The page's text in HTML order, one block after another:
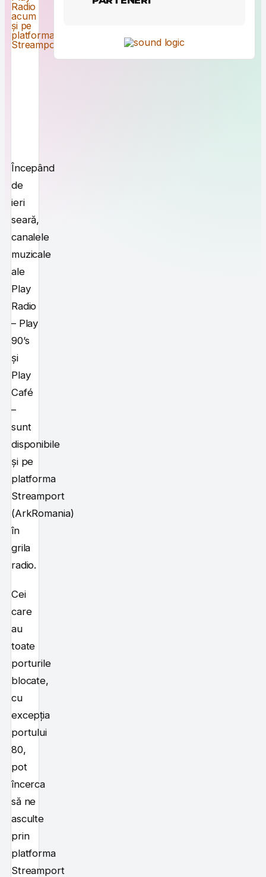
Începând
de
ieri
seară,
canalele
muzicale
ale
Play
Radio
– Play
90’s
și
Play
Café
–
sunt
disponibile
și pe
platforma
Streamport
(ArkRomania)
în
grila
radio.
Cei
care
au
toate
porturile
blocate,
cu
excepția
portului
80,
pot
încerca
să ne
asculte
prin
platforma
Streamport